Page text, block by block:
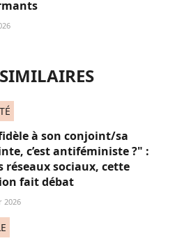
à son conjoint/sa
c’est antiféministe ?" :
réseaux sociaux, cette
fait débat
2026